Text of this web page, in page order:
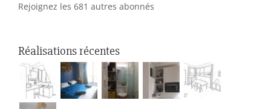
Rejoignez les 681 autres abonnés
Réalisations récentes